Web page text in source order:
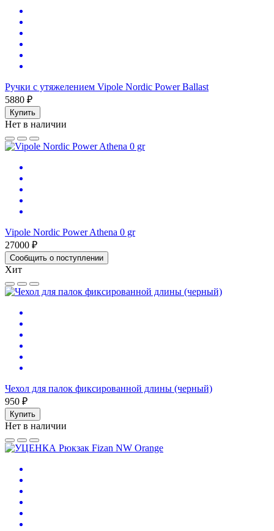
Ручки с утяжелением Vipole Nordic Power Ballast
5880 ₽
Купить
Нет в наличии
Vipole Nordic Power Athena 0 gr
27000 ₽
Сообщить о поступлении
Хит
Чехол для палок фиксированной длины (черный)
950 ₽
Купить
Нет в наличии